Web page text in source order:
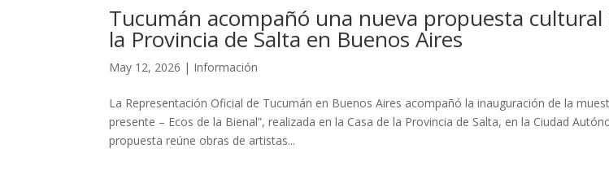
Tucumán acompañó una nueva propuesta
la Provincia de Salta en Buenos Aires
May 12, 2026 | Información
La Representación Oficial de Tucumán en Buenos Aires acompañó la inauguración de la
presente – Ecos de la Bienal”, realizada en la Casa de la Provincia de Salta, en la Ciudad
propuesta reúne obras de artistas...